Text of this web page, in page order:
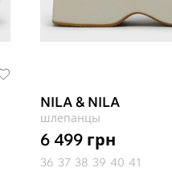
NILA & NILA
шлепанцы
6 499 грн
36 37 38 39 40 41